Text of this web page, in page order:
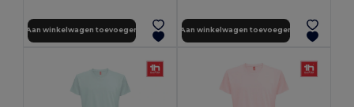
Aan winkelwagen toevoegen Aan winkelwagen toevoegen